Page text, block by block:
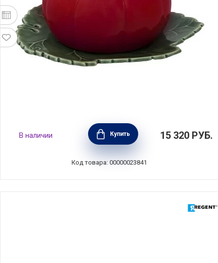
Масленка с крышкой "Томат", длина 20 см,
цвет красный, керамика, Bordallo Pinheiro,
Португалия, BOR65007111
В наличии Купить 15 320 РУБ.
Код товара: 00000023841